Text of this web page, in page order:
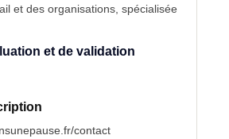
et des organisations, spécialisée
et de validation
contact